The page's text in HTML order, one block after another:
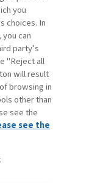
you
choices. In
can
party’s
"Reject all
will result
browsing in
other than
see the
see the